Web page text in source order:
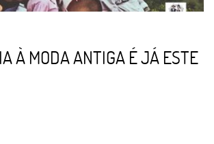
À MODA ANTIGA É JÁ ESTE